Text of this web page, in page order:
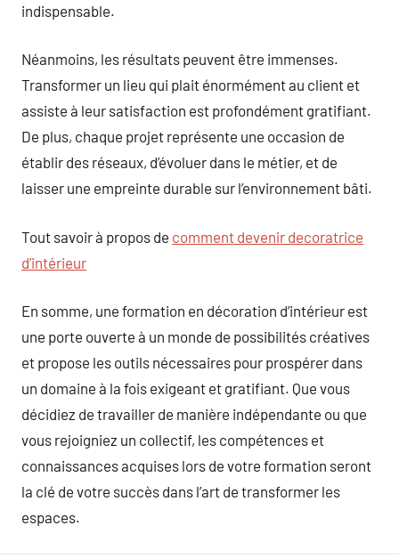
indispensable.
Néanmoins, les résultats peuvent être immenses.
Transformer un lieu qui plait énormément au client et
assiste à leur satisfaction est profondément gratifiant.
De plus, chaque projet représente une occasion de
établir des réseaux, d’évoluer dans le métier, et de
laisser une empreinte durable sur l’environnement bâti.
Tout savoir à propos de comment devenir decoratrice
d’intérieur
En somme, une formation en décoration d’intérieur est
une porte ouverte à un monde de possibilités créatives
et propose les outils nécessaires pour prospérer dans
un domaine à la fois exigeant et gratifiant. Que vous
décidiez de travailler de manière indépendante ou que
vous rejoigniez un collectif, les compétences et
connaissances acquises lors de votre formation seront
la clé de votre succès dans l’art de transformer les
espaces.